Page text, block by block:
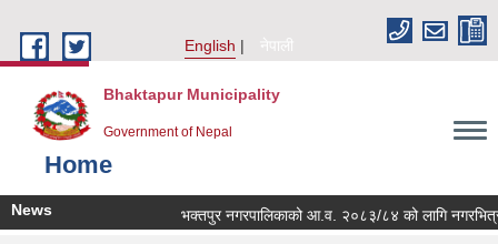
English
नेपाली
Bhaktapur Municipality
Government of Nepal
Home
News भक्तपुर नगरपालिकाको आ.व. २०८३/८४ को लागि